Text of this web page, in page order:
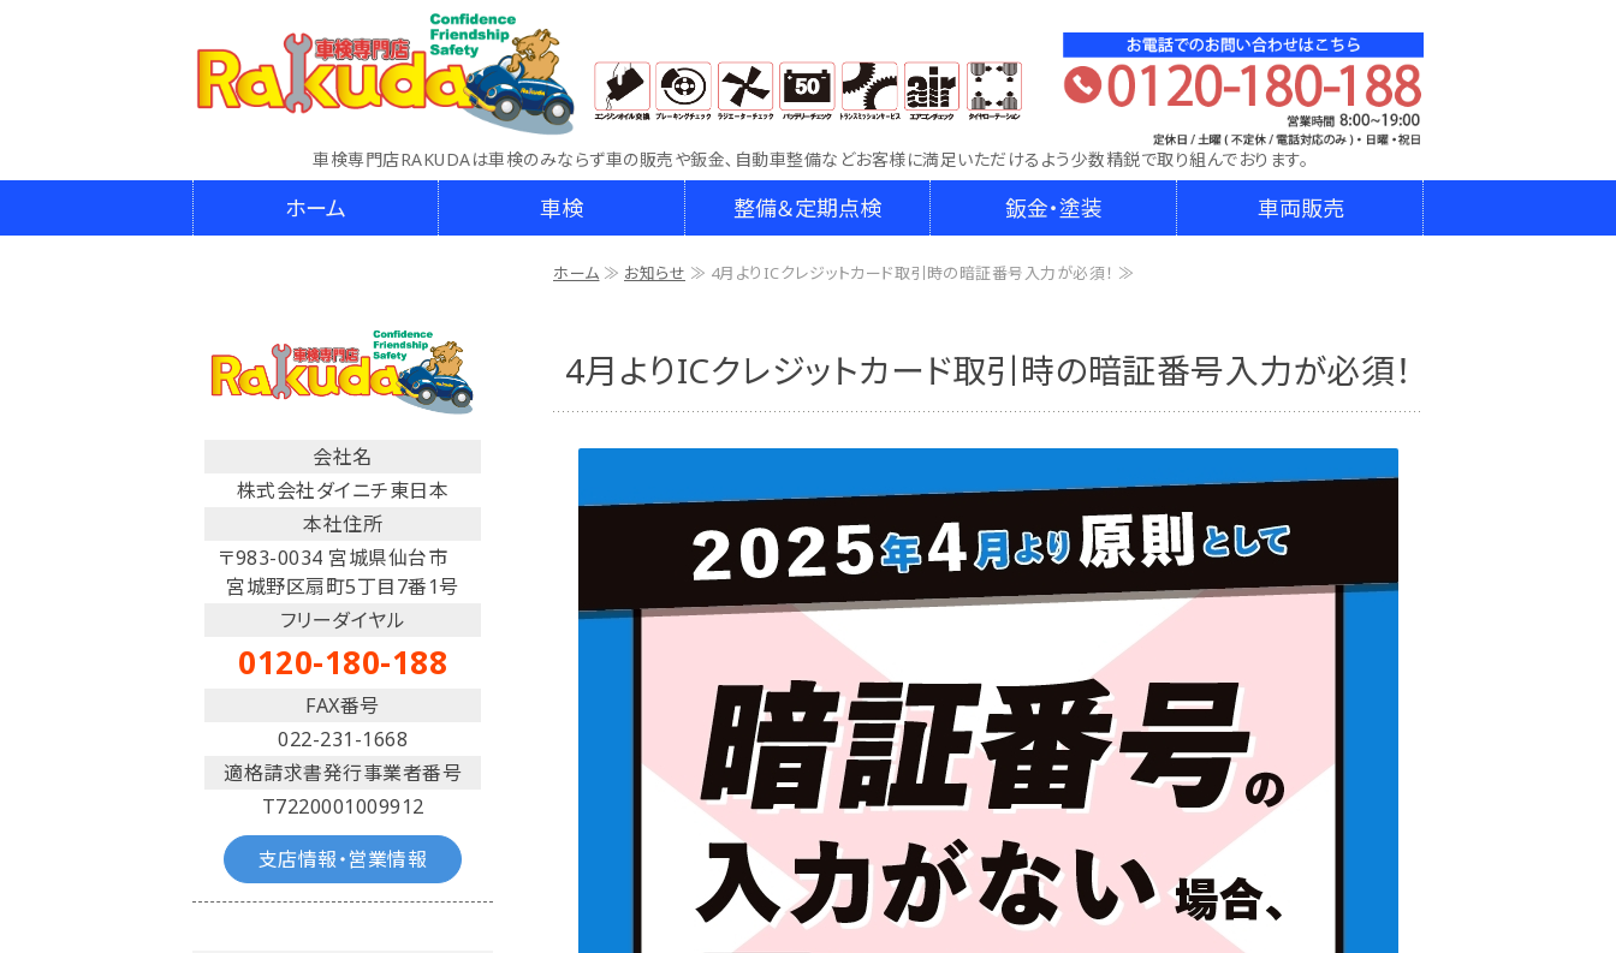
車検専門店RAKUDAは車検のみならず車の販売や鈑金､自動車整備などお客様に満足いただけるよう少数精鋭で取り組んでおります。
ホーム 車検 整備＆定期点検 鈑金・塗装 車両販売
ホーム ≫ お知らせ ≫ 4月よりICクレジットカード取引時の暗証番号入力が必須！ ≫
4月よりICクレジットカード取引時の暗証番号入力が必須！
会社名
株式会社ダイニチ東日本
本社住所
〒983-0034 宮城県仙台市
宮城野区扇町5丁目7番1号
フリーダイヤル
0120-180-188
FAX番号
022-231-1668
適格請求書発行事業者番号
T7220001009912
支店情報・営業情報